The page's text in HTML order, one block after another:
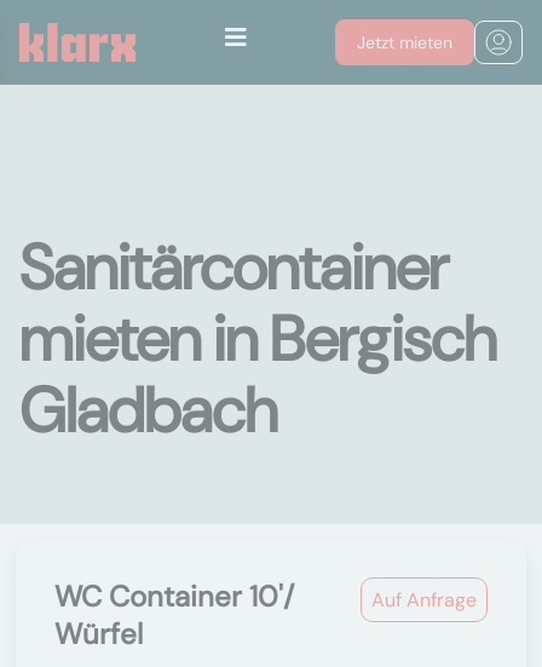
Jetzt mieten
Sanitärcontainer
mieten in Bergisch
Gladbach
Auf Anfrage
WC Container 10'/
Würfel